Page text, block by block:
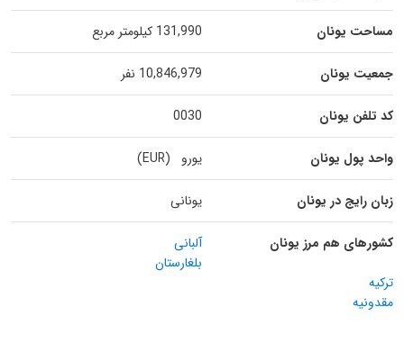
مساحت یونان 131,990 کیلومتر مربع
جمعیت یونان 10,846,979 نفر
کد تلفن یونان 0030
واحد پول یونان یورو (EUR)
زبان رایج در یونان یونانی
کشورهای هم مرز یونان
آلبانی
بلغارستان
ترکیه
مقدونیه